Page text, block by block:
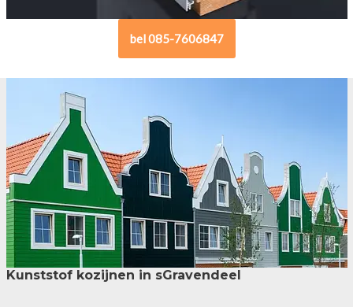
bel 085-7606847
Kunststof kozijnen in sGravendeel